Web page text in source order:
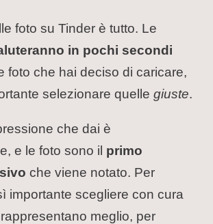
foto su Tinder è tutto. Le
in pochi secondi
foto che hai deciso di caricare,
selezionare quelle giuste.
che dai è
e le foto sono il primo
che viene notato. Per
importante scegliere con cura
meglio, per